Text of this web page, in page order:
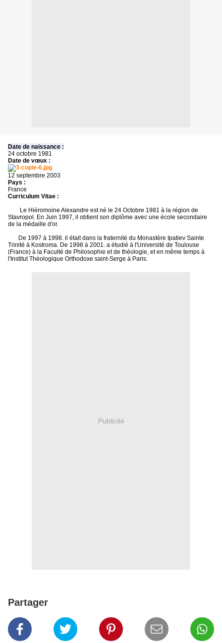
Date de naissance :
24 octobre 1981
Date de vœux :
12 septembre 2003
Pays :
France
Curriculum Vitae :
Le Hiéromoine Alexandre est né le 24 Octobre 1981 à la région de
Stavropol. En Juin 1997, il obtient son diplôme avec une école secondaire
de la médaille d'or.
De 1997 à 1998. il était dans la fraternité du Monastère Ipatiev Sainte
Trinité à Kostroma. De 1998 à 2001. a étudié à l'Université de Toulouse
(France) à la Faculté de Philosophie et de théologie, et en même temps à
l'Institut Théologique Orthodoxe saint-Serge à Paris.
Publicité
Partager